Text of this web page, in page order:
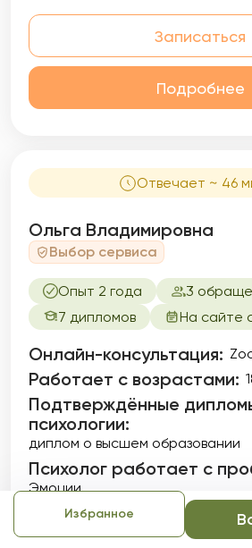
Избранное
Записаться
Подробнее
Отвечает ~ 46
Ольга Владимировна
Выбор сервиса
Опыт 2 года
3
7 дипломов
На сайте
Онлайн-консультация:
Работает с возрастами:
Подтверждённые
психологии:
диплом о высшем образовании
Психолог работает с
Эмоции
У вас появится возможность